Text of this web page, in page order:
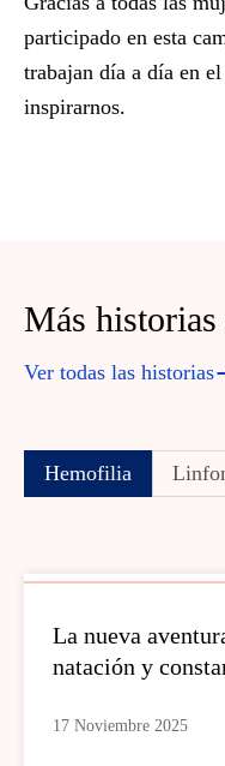
participado en esta
trabajan día a día en
inspirarnos.
Más historias
Ver todas las historias
Hemofilia
La nueva
natación y
17 Noviembre 2025